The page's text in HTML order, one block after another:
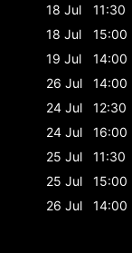
18 Jul
11:30
18 Jul
15:00
19 Jul
14:00
26 Jul
14:00
24 Jul
12:30
24 Jul
16:00
25 Jul
11:30
25 Jul
15:00
26 Jul
14:00